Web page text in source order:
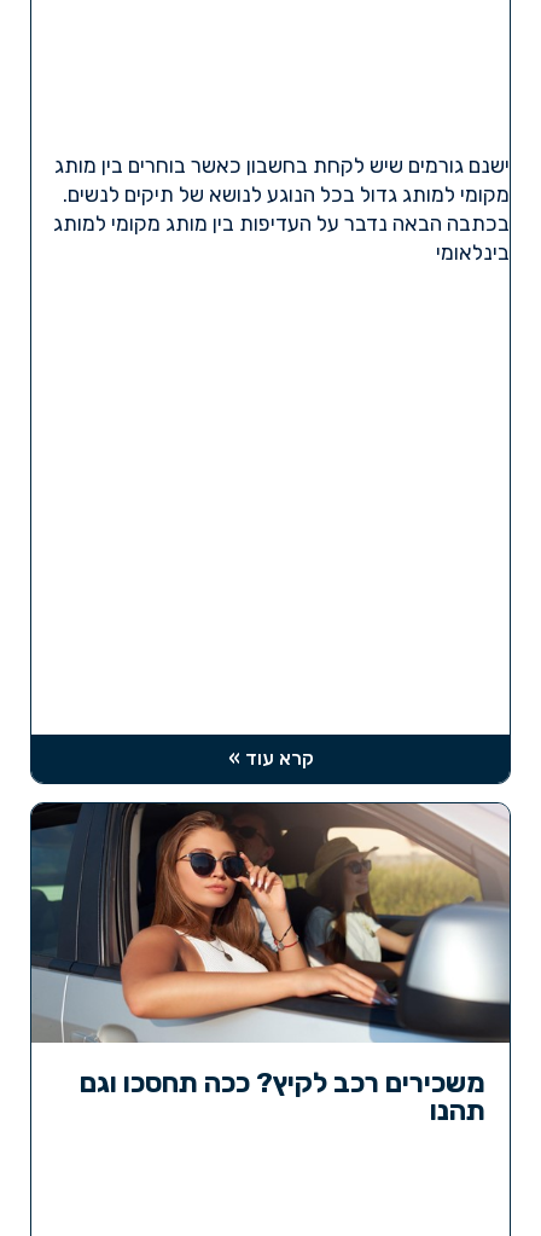
ישנם גורמים שיש לקחת בחשבון כאשר בוחרים בין מותג
מקומי למותג גדול בכל הנוגע לנושא של תיקים לנשים.
בכתבה הבאה נדבר על העדיפות בין מותג מקומי למותג
בינלאומי
קרא עוד »
משכירים רכב לקיץ? ככה תחסכו וגם
תהנו